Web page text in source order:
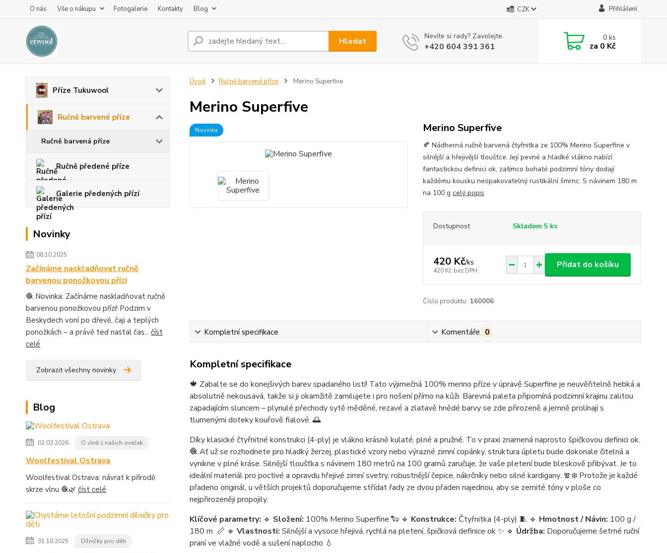
O nás Vše o nákupu Fotogalerie Kontakty Blog CZK Přihlášení
Hledat Nevíte si rady? Zavolejte.
+420 604 391 361
0ks
za 0 Kč
Příze Tukuwool
Ručně barvené příze
Ručně barvená příze
Ručně předené příze
Galerie předených přízí
Novinky
08.10.2025
Začínáme naskladňovat ručně
barvenou ponožkovou přízi
🧶 Novinka: Začínáme naskladňovat ručně
barvenou ponožkovou přízi! Podzim v
Beskydech voní po dřevě, čaji a teplých
ponožkách – a právě teď nastal čas... číst
celé
Zobrazit všechny novinky
Blog
02.03.2026 O vlně z našich oveček
Woolfestival Ostrava
Woolfestival Ostrava: návrat k přírodě
skrze vlnu 🧶🌿 číst celé
31.10.2025 Dílničky pro děti
Úvod Ručně barvené příze Merino Superfive
Merino Superfive
Novinka Merino Superfive
🍂 Nádherná ručně barvená čtyřnitka ze 100% Merino Superfine v
silnější a hřejivější tloušťce. Její pevné a hladké vlákno nabízí
fantastickou definici ok, zatímco bohaté podzimní tóny dodají
každému kousku neopakovatelný rustikální šmrnc. S návinem 180 m
na 100 g celý popis
Dostupnost Skladem 5 ks
420 Kč/ks
420 Kč bez DPH
Přidat do košíku
Číslo produktu: 160006
Kompletní specifikace Komentáře 0
Kompletní specifikace
🍁 Zabalte se do konejšivých barev spadaného listí! Tato výjimečná 100% merino příze v úpravě Superfine je neuvěřitelně hebká a
absolutně nekousavá, takže si ji okamžitě zamilujete i pro nošení přímo na kůži. Barevná paleta připomíná podzimní krajinu zalitou
zapadajícím sluncem – plynulé přechody sytě měděné, rezavé a zlatavě hnědé barvy se zde přirozeně a jemně prolínají s
tlumenými doteky kouřově fialové. 🌅
Díky klasické čtyřnitné konstrukci (4-ply) je vlákno krásně kulaté, plné a pružné. To v praxi znamená naprosto špičkovou definici ok.
🧶 Ať už se rozhodnete pro hladký žerzej, plastické vzory nebo výrazné zimní copánky, struktura úpletu bude dokonale čitelná a
vynikne v plné kráse. Silnější tloušťka s návinem 180 metrů na 100 gramů zaručuje, že vaše pletení bude bleskově přibývat. Je to
ideální materiál pro poctivé a opravdu hřejivé zimní svetry, robustnější čepice, nákrčníky nebo silné kardigany. 🧣❄️ Protože je každé
přadeno originál, u větších projektů doporučujeme střídat řady ze dvou přaden najednou, aby se zemité tóny v ploše co
nejpřirozeněji propojily.
Klíčové parametry: 🔹 Složení: 100% Merino Superfine 🐑 🔹 Konstrukce: Čtyřnitka (4-ply) 🧵 🔹 Hmotnost / Návin: 100 g /
180 m 📏 🔹 Vlastnosti: Silnější a vysoce hřejivá, rychlá na pletení, špičková definice ok ✨ 🔹 Údržba: Doporučujeme šetrné ruční
praní ve vlažné vodě a sušení naplocho 💧